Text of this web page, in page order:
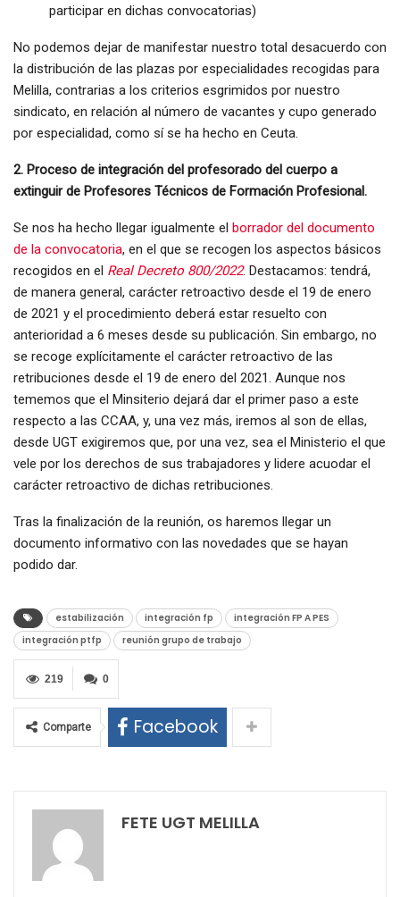
participar en dichas convocatorias)
No podemos dejar de manifestar nuestro total desacuerdo con
la distribución de las plazas por especialidades recogidas para
Melilla, contrarias a los criterios esgrimidos por nuestro
sindicato, en relación al número de vacantes y cupo generado
por especialidad, como sí se ha hecho en Ceuta.
2. Proceso de integración del profesorado del cuerpo a
extinguir de Profesores Técnicos de Formación Profesional.
Se nos ha hecho llegar igualmente el borrador del documento
de la convocatoria, en el que se recogen los aspectos básicos
recogidos en el Real Decreto 800/2022. Destacamos: tendrá,
de manera general, carácter retroactivo desde el 19 de enero
de 2021 y el procedimiento deberá estar resuelto con
anterioridad a 6 meses desde su publicación. Sin embargo, no
se recoge explícitamente el carácter retroactivo de las
retribuciones desde el 19 de enero del 2021. Aunque nos
tememos que el Minsiterio dejará dar el primer paso a este
respecto a las CCAA, y, una vez más, iremos al son de ellas,
desde UGT exigiremos que, por una vez, sea el Ministerio el que
vele por los derechos de sus trabajadores y lidere acuodar el
carácter retroactivo de dichas retribuciones.
Tras la finalización de la reunión, os haremos llegar un
documento informativo con las novedades que se hayan
podido dar.
estabilización integración fp
integración FP A PES
integración ptfp
reunión grupo de trabajo
0
219
Comparte Facebook
FETE UGT MELILLA